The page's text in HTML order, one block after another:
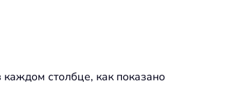
столбце, как показано